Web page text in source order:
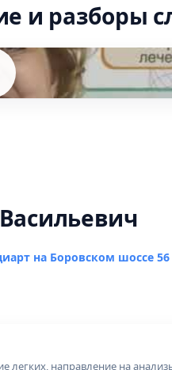
и разборы
на Боровском шоссе 56
легких, направление на